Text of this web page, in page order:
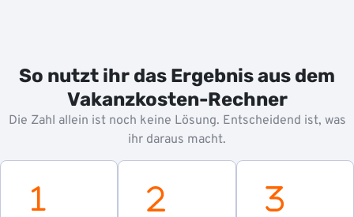
So nutzt ihr das Ergebnis aus dem
Vakanzkosten-Rechner
Die Zahl allein ist noch keine Lösung. Entscheidend ist, was
ihr daraus macht.